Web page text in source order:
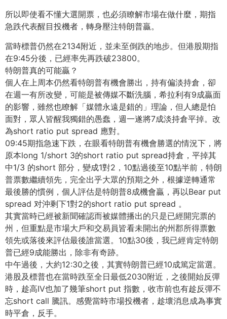
所以即使看不懂大選開票，也必須瞭解市場在做什麼，期指
急跌代表醒目投機者，轉身壓注特朗普贏。
當時標普仍然在2134附近，並未至倒跌的地步。但港股期指
在9:45分後，已經率先再跌破23800。
特朗普真的可能贏？
個人在上周本仍然看特朗普有機會勝出，持有偏淡持倉，卻
在週一有所改變，可能是被傳媒不斷洗腦，希拉利有9成贏面
的影響，雖然也瞭解「媒體永遠是錯的」理論，但人總是怕
面對，眾人皆醒我獨錯的愚蠢，週一遂將7成淡持倉平掉。改
為short ratio put spread 應對。
09:45期指急速下跌，在眼看特朗普有機會勝選的情況下，將
原本long 1/short 3的short ratio put spread持倉，平掉其
中1/3 的short 部分，變成1對2，10點過後至10點半前，特朗
普票數繼續領先，完全出乎大眾的預期之外，根據逆轉通常
最後勝的慣例，個人評估是特朗普8成機會贏，再以Bear put
spread 对沖剩下1對2的short ratio put spread 。
其實當時已經被新聞確認而被媒體播出的只是已經開完票的
州，但重點是市場大戶和交易員皆看未開出的州郡所得票數
領先或落後來評估最後誰當選。10點30後，我已經肯定特朗
普已經9成能勝出，除非有奇跡。
中午過後，大約12:30之後，其實特朗普已經10成篤定當選。
港股及標普也在當時跌至全日最低2030附近，之後開始反彈
時，趁高IV也加了幾筆short put 指數，收市前也有趁反彈不
忘short call 騰訊。感覺當時市場投機者，趁壞消息成為事實
時平倉，反手。